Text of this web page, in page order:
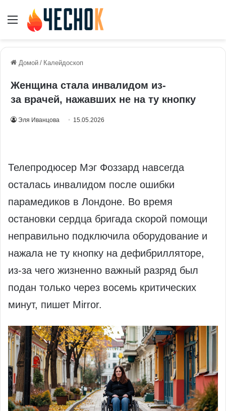
Меню
Домой / Калейдоскоп
Женщина стала инвалидом из-
за врачей, нажавших не на ту кнопку
Эля Иванцова 15.05.2026
Телепродюсер Мэг Фоззард навсегда
осталась инвалидом после ошибки
парамедиков в Лондоне. Во время
остановки сердца бригада скорой помощи
неправильно подключила оборудование и
нажала не ту кнопку на дефибрилляторе,
из‑за чего жизненно важный разряд был
подан только через восемь критических
минут, пишет Mirror.